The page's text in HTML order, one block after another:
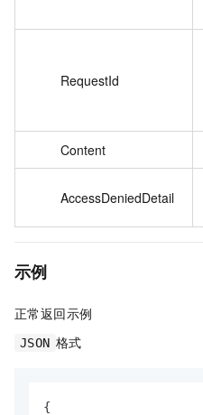
RequestId
Content
AccessDeniedDetail
示例
正常返回示例
JSON 格式
{